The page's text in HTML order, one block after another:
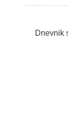
Dnevnik